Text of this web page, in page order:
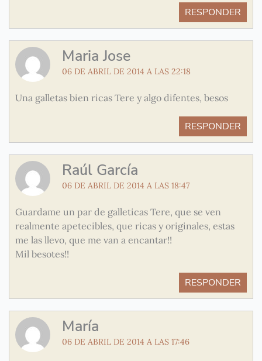
RESPONDER
Maria Jose
06 DE ABRIL DE 2014 A LAS 22:18
Una galletas bien ricas Tere y algo difentes, besos
RESPONDER
Raúl García
06 DE ABRIL DE 2014 A LAS 18:47
Guardame un par de galleticas Tere, que se ven
realmente apetecibles, que ricas y originales, estas
me las llevo, que me van a encantar!!
Mil besotes!!
RESPONDER
María
06 DE ABRIL DE 2014 A LAS 17:46